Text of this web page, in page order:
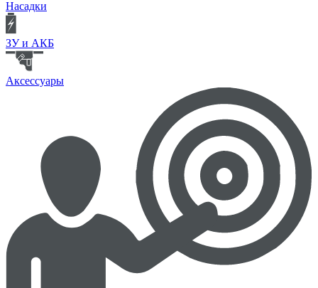
Насадки
ЗУ и АКБ
Аксессуары